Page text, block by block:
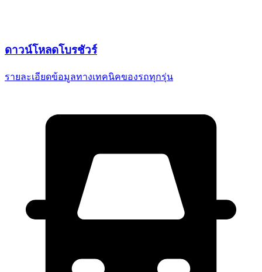
ดาวน์โหลดโบรชัวร์
รายละเอียดข้อมูลทางเทคนิคของรถทุกรุ่น